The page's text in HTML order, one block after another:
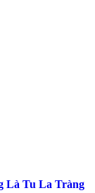
Là Tu La Tràng